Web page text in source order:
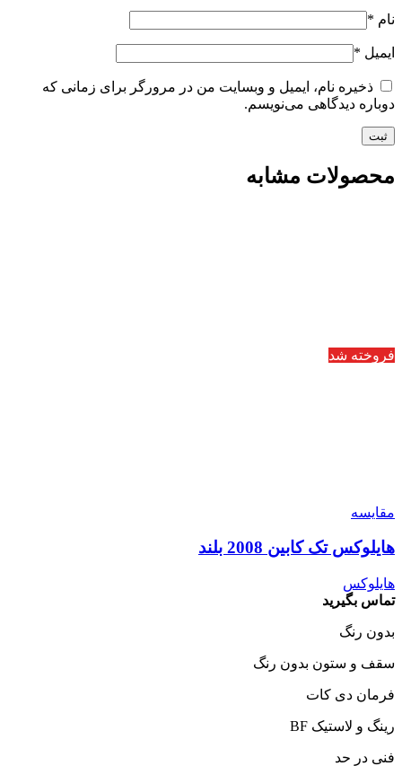
نام *
ایمیل *
ذخیره نام، ایمیل و وبسایت من در مرورگر برای زمانی که
دوباره دیدگاهی می‌نویسم.
محصولات مشابه
فروخته شد
مقایسه
هایلوکس تک کابین 2008 بلند
هایلوکس
تماس بگیرید
بدون رنگ
سقف و ستون بدون رنگ
فرمان دی کات
رینگ و لاستیک BF
فنی در حد